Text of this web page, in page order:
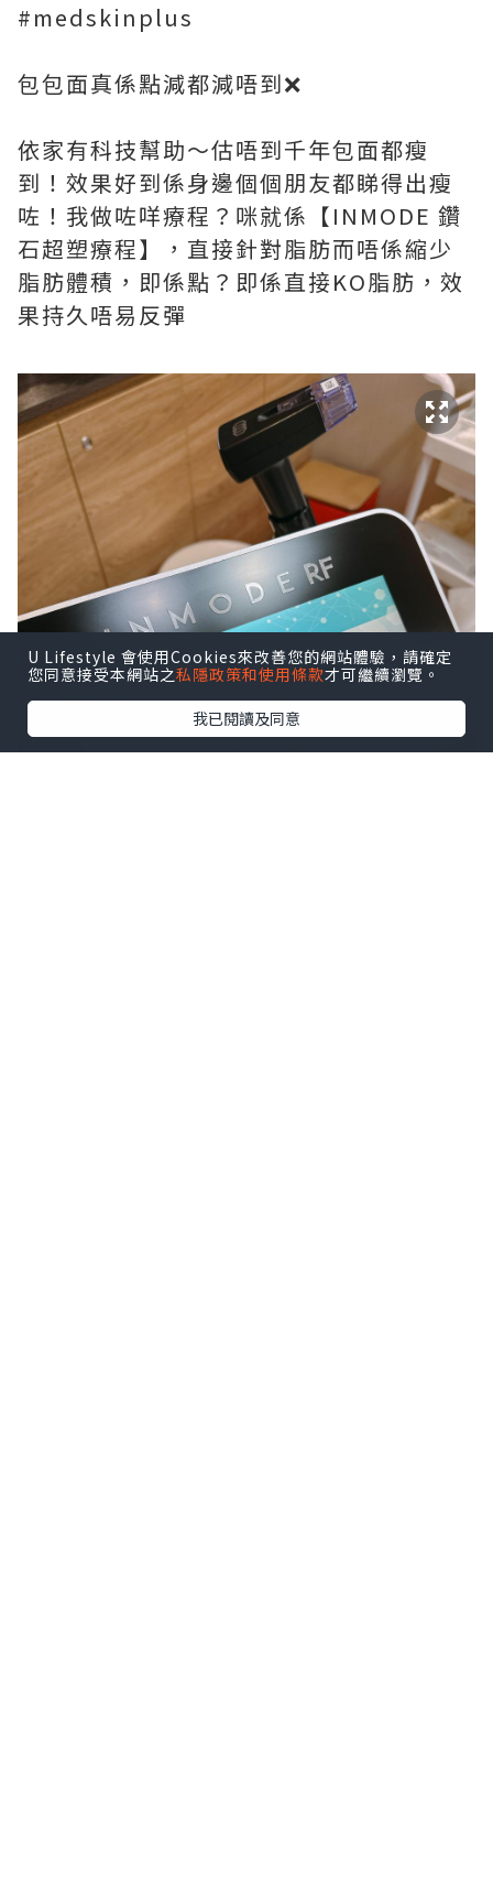
#medskinplus
包包面真係點減都減唔到❌
依家有科技幫助～估唔到千年包面都瘦
到！效果好到係身邊個個朋友都睇得出瘦
咗！我做咗咩療程？咪就係【INMODE 鑽
石超塑療程】，直接針對脂肪而唔係縮少
脂肪體積，即係點？即係直接KO脂肪，效
果持久唔易反彈
U Lifestyle 會使用Cookies來改善您的網站體驗，請確定
您同意接受本網站之私隱政策和使用條款才可繼續瀏覽。
我已閱讀及同意